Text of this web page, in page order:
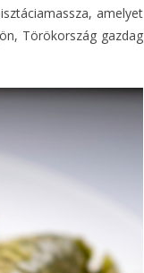
amelyet
Törökország gazdag